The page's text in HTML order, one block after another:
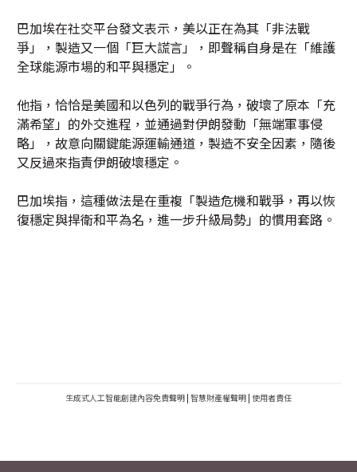
巴加埃在社交平台發文表示，美以正在為其「非法戰
爭」，製造又一個「巨大謊言」，即聲稱自身是在「維護
全球能源市場的和平與穩定」。
他指，恰恰是美國和以色列的戰爭行為，破壞了原本「充
滿希望」的外交進程，並通過對伊朗發動「無端軍事侵
略」，故意向關鍵能源運輸通道，製造不安全因素，隨後
又反過來指責伊朗破壞穩定。
巴加埃指，這種做法是在重複「製造危機和戰爭，再以恢
復穩定與捍衛和平為名，進一步升級局勢」的慣用套路。
生成式人工智能創建內容免責聲明 | 智慧財產權聲明 | 使用者責任